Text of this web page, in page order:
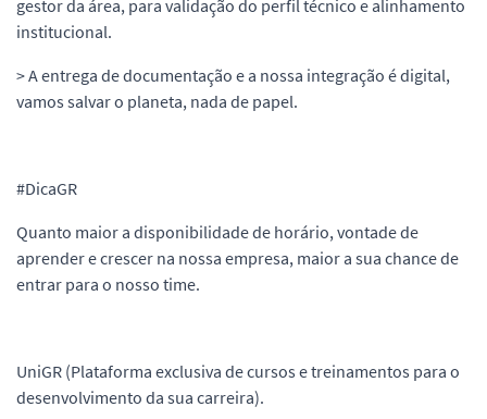
gestor da área, para validação do perfil técnico e alinhamento
institucional.
> A entrega de documentação e a nossa integração é digital,
vamos salvar o planeta, nada de papel.
#DicaGR
Quanto maior a disponibilidade de horário, vontade de
aprender e crescer na nossa empresa, maior a sua chance de
entrar para o nosso time.
UniGR (Plataforma exclusiva de cursos e treinamentos para o
desenvolvimento da sua carreira).